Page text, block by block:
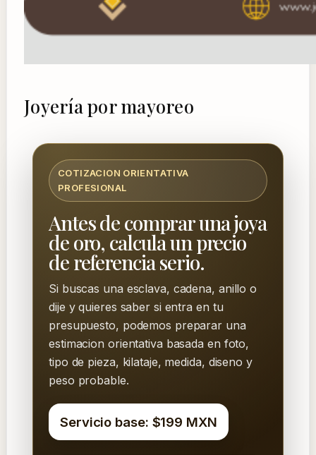
Joyería por mayoreo
COTIZACION ORIENTATIVA
PROFESIONAL
Antes de comprar una joya
de oro, calcula un precio
de referencia serio.
Si buscas una esclava, cadena, anillo o
dije y quieres saber si entra en tu
presupuesto, podemos preparar una
estimacion orientativa basada en foto,
tipo de pieza, kilataje, medida, diseno y
peso probable.
Servicio base: $199 MXN